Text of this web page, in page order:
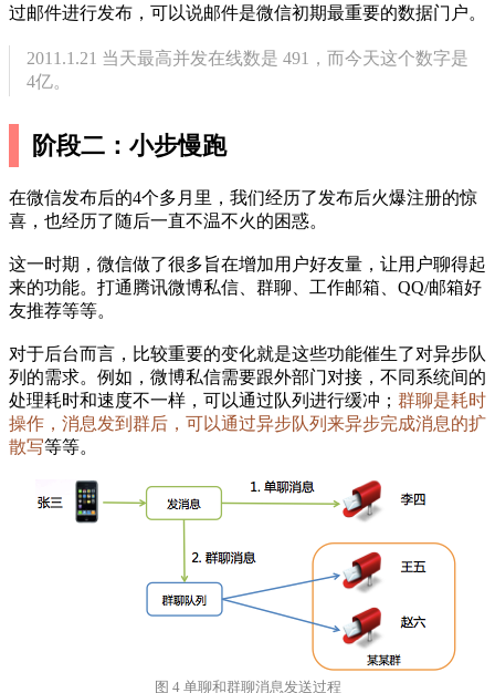
过邮件进行发布，可以说邮件是微信初期最重要的数据门户。
2011.1.21 当天最高并发在线数是 491，而今天这个数字是
4亿。
阶段二：小步慢跑
在微信发布后的4个多月里，我们经历了发布后火爆注册的惊
喜，也经历了随后一直不温不火的困惑。
这一时期，微信做了很多旨在增加用户好友量，让用户聊得起
来的功能。打通腾讯微博私信、群聊、工作邮箱、QQ/邮箱好
友推荐等等。
对于后台而言，比较重要的变化就是这些功能催生了对异步队
列的需求。例如，微博私信需要跟外部门对接，不同系统间的
处理耗时和速度不一样，可以通过队列进行缓冲； 群聊是耗时
操作，消息发到群后，可以通过异步队列来异步完成消息的扩
散写等等。
图 4 单聊和群聊消息发送过程